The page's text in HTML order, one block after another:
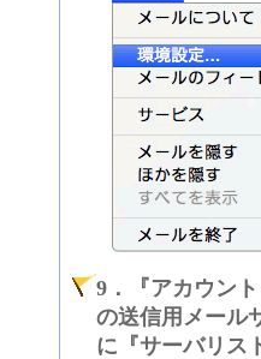
9．『アカウン
の送信用メール
に『サーバリス